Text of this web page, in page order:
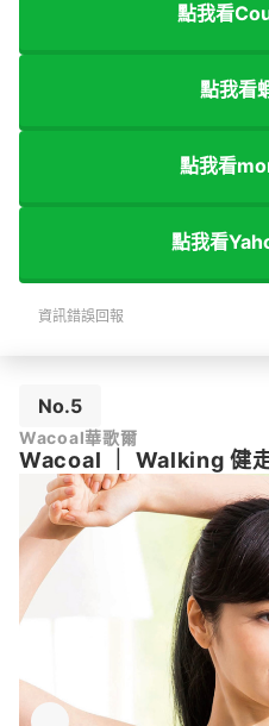
點我看
點我看
點我看
點我看
資訊錯誤回報
No.5
Wacoal華歌爾
Wacoal Walking 健